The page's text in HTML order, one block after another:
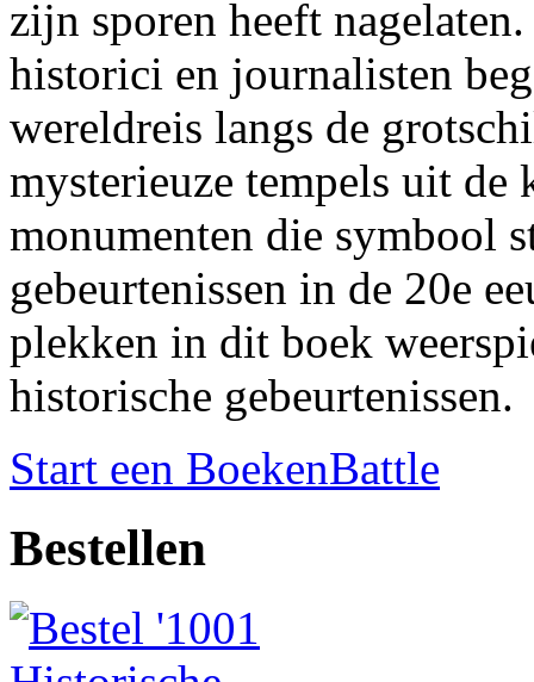
zijn sporen heeft
historici en journalisten
wereldreis langs de
mysterieuze tempels uit de
monumenten die symbool
gebeurtenissen in de 20e
plekken in dit boek
historische gebeurtenissen.
Start een BoekenBattle
Bestellen